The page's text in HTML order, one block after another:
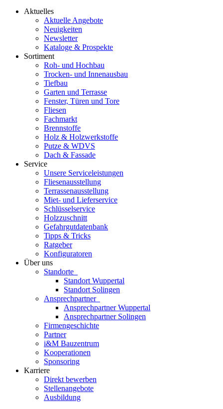
Aktuelles
Aktuelle Angebote
Neuigkeiten
Newsletter
Kataloge & Prospekte
Sortiment
Roh- und Hochbau
Trocken- und Innenausbau
Tiefbau
Garten und Terrasse
Fenster, Türen und Tore
Fliesen
Fachmarkt
Brennstoffe
Holz & Holzwerkstoffe
Putze & WDVS
Dach & Fassade
Service
Unsere Serviceleistungen
Fliesenausstellung
Terrassenausstellung
Miet- und Lieferservice
Schlüsselservice
Holzzuschnitt
Gefahrgutdatenbank
Tipps & Tricks
Ratgeber
Konfiguratoren
Über uns
Standorte
Standort Wuppertal
Standort Solingen
Ansprechpartner
Ansprechpartner Wuppertal
Ansprechpartner Solingen
Firmengeschichte
Partner
i&M Bauzentrum
Kooperationen
Sponsoring
Karriere
Direkt bewerben
Stellenangebote
Ausbildung